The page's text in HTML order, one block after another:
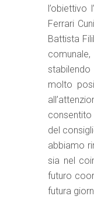
Ferrari
Battista
molto
consentito
del
abbiamo
sia nel
futuro
futura